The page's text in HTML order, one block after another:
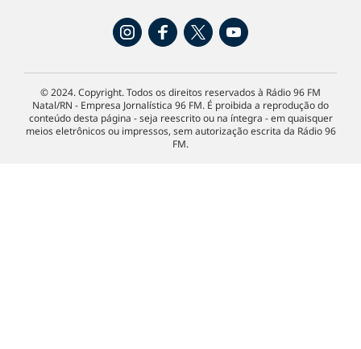
© 2024. Copyright. Todos os direitos reservados à Rádio 96 FM
Natal/RN - Empresa Jornalística 96 FM. É proibida a reprodução do
conteúdo desta página - seja reescrito ou na íntegra - em quaisquer
meios eletrônicos ou impressos, sem autorização escrita da Rádio 96
FM.